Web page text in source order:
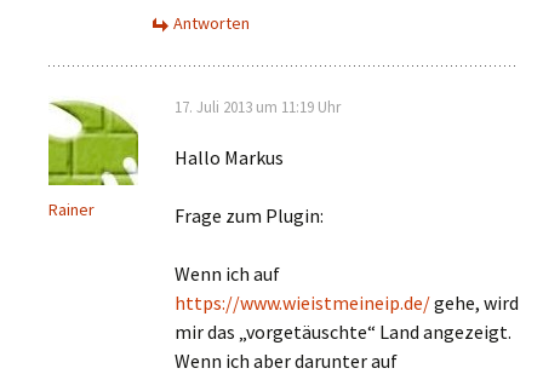
Antworten
Rainer
17. Juli 2013 um 11:19 Uhr
Hallo Markus
Frage zum Plugin:
Wenn ich auf
https://www.wieistmeineip.de/gehe, wird
mir das „vorgetäuschte“ Land angezeigt.
Wenn ich aber darunter auf